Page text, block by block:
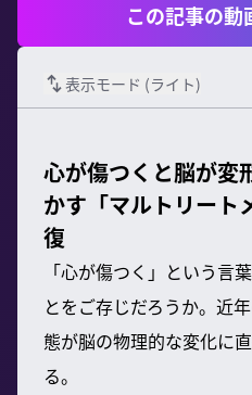
この記事の動
表示モード (ライト)
心が傷つくと脳が変
かす「マルトリート
復
「心が傷つく」という言
とをご存じだろうか。近
態が脳の物理的な変化に
る。